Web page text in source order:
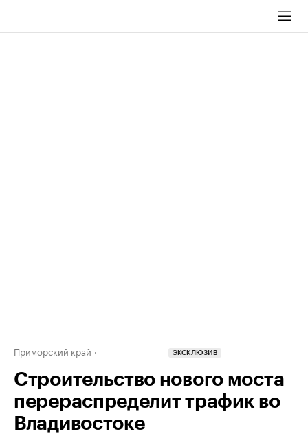
Приморский край ЭКСКЛЮЗИВ
Строительство нового моста
перераспределит трафик во
Владивостоке